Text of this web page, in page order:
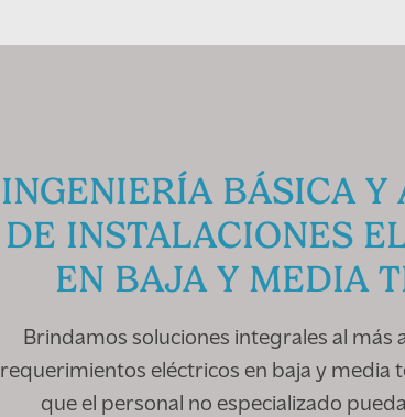
INGENIERÍA BÁSICA Y
DE INSTALACIONES
EN BAJA Y MEDIA
Brindamos soluciones integrales al más
requerimientos eléctricos en baja y media
que el personal no especializado